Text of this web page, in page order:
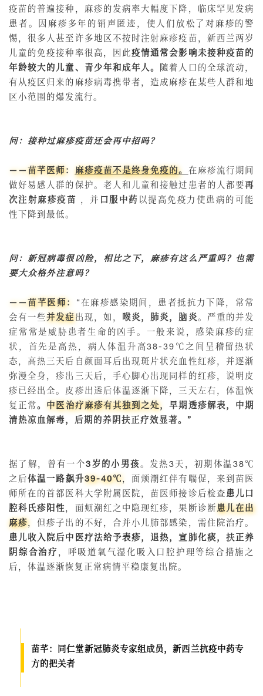
疫苗的普遍接种，麻疹的发病率大幅度下降，临床罕见发病
患者。因麻疹多年的销声匿迹，使人们放松了对麻疹的警
惕，很多人甚至许多地区不按时注射麻疹疫苗，新西兰两岁
儿童的免疫接种率很高，因此疫情通常会影响未接种疫苗的
年龄较大的儿童、青少年和成年人。
随着人口的全球流动，
有从疫区归来的麻疹病毒携带者，造成麻疹在某些人群和地
区小范围的爆发流行。
问：接种过麻疹疫苗还会再中招吗？
——苗芊医师： 麻疹疫苗不是终身免疫的。 在麻疹流行期间
做好易感人群的保护。老人和儿童和接触过患者的人都要再
次注射麻疹疫苗
，并 口服中药 以提高免疫力使患病的可能
性下降到最低。
问：新冠病毒很凶险，相比之下，麻疹有这么严重吗？也需
要大众格外注意吗？
——苗芊医师：
“在麻疹感染期间，患者抵抗力下降，常常
会有一些并发症 出现，如， 喉炎，肺炎，脑炎。严重的并发
症常常是威胁患者生命的凶手。一般来说，感染麻疹的症
状，首先是高热，病人体温升高38-39℃之间呈稽留热状
态，高热三天后自颜面耳后出现斑片状充血性红疹，并逐渐
弥漫全身，疹出三天后，手心脚心出现同样的红疹，说明皮
疹已经出全。皮疹出透后体温逐渐下降，三天左右，体温恢
复正常。 中医治疗麻疹有其独到之处，早期透疹解表，中期
清热凉血解毒，后期的养阴扶正疗效显著。”
据了解，曾有一个3岁的小男孩。发热3天，初期体温38℃
之后体温一路飙升39-40℃ ，面颊潮红伴有喘促，来到苗医
师所在的首都医科大学附属医院，苗医师接诊后检查 患儿口
腔科氏疹阳性，面颊潮红之中隐现红疹，果断诊断 患儿在出
麻疹，但疹子出的不好，合并小儿肺部感染，需住院治疗。
患儿收入院后中医疗法给予表疹，退热，宣肺化痰，扶正养
阴综合治疗 ，呼吸道氧气湿化吸入口腔护理等综合措施之
后，体温逐渐恢复正常病情平稳康复出院。
苗芊：同仁堂新冠肺炎专家组成员，新西兰抗疫中药专
方的把关者